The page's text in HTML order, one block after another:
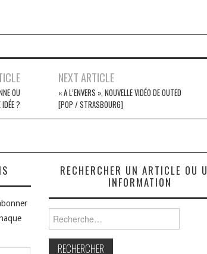
OU
IDÉE ?
NEXT ARTICLE
« A L’ENVERS », NOUVELLE VIDÉO DE OUTED
[POP / STRASBOURG]
RECHERCHER UN ARTICLE OU
INFORMATION